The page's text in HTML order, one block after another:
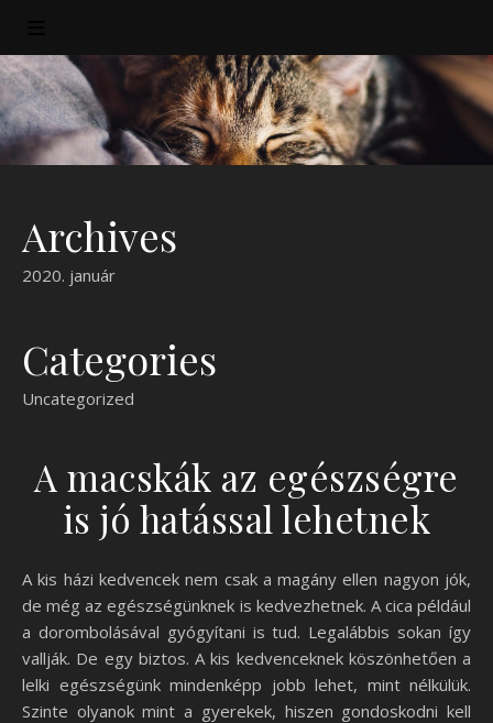
Archives
2020. január
Categories
Uncategorized
A macskák az egészségre
is jó hatással lehetnek
A kis házi kedvencek nem csak a magány ellen nagyon jók,
de még az egészségünknek is kedvezhetnek. A cica például
a dorombolásával gyógyítani is tud. Legalábbis sokan így
vallják. De egy biztos. A kis kedvenceknek köszönhetően a
lelki egészségünk mindenképp jobb lehet, mint nélkülük.
Szinte olyanok mint a gyerekek, hiszen gondoskodni kell